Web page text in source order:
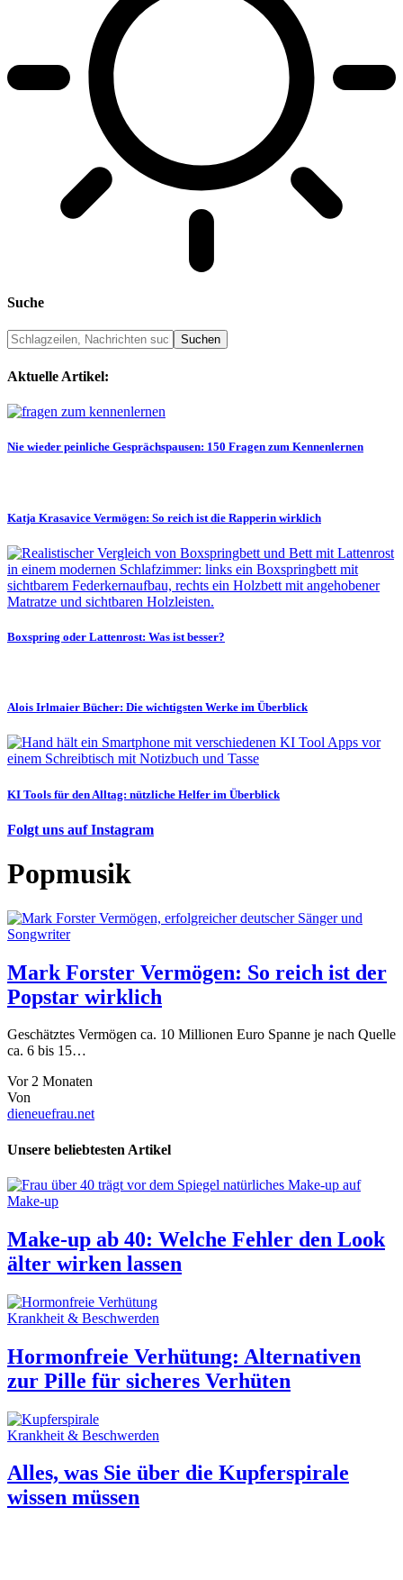
Suche
Aktuelle Artikel:
Nie wieder peinliche Gesprächspausen: 150 Fragen zum Kennenlernen
Katja Krasavice Vermögen: So reich ist die Rapperin wirklich
Boxspring oder Lattenrost: Was ist besser?
Alois Irlmaier Bücher: Die wichtigsten Werke im Überblick
KI Tools für den Alltag: nützliche Helfer im Überblick
Folgt uns auf Instagram
Popmusik
Mark Forster Vermögen: So reich ist der
Popstar wirklich
Geschätztes Vermögen ca. 10 Millionen Euro Spanne je nach Quelle
ca. 6 bis 15…
Vor 2 Monaten
Von
dieneuefrau.net
Unsere beliebtesten Artikel
Make-up
Make-up ab 40: Welche Fehler den Look
älter wirken lassen
Krankheit & Beschwerden
Hormonfreie Verhütung: Alternativen
zur Pille für sicheres Verhüten
Krankheit & Beschwerden
Alles, was Sie über die Kupferspirale
wissen müssen